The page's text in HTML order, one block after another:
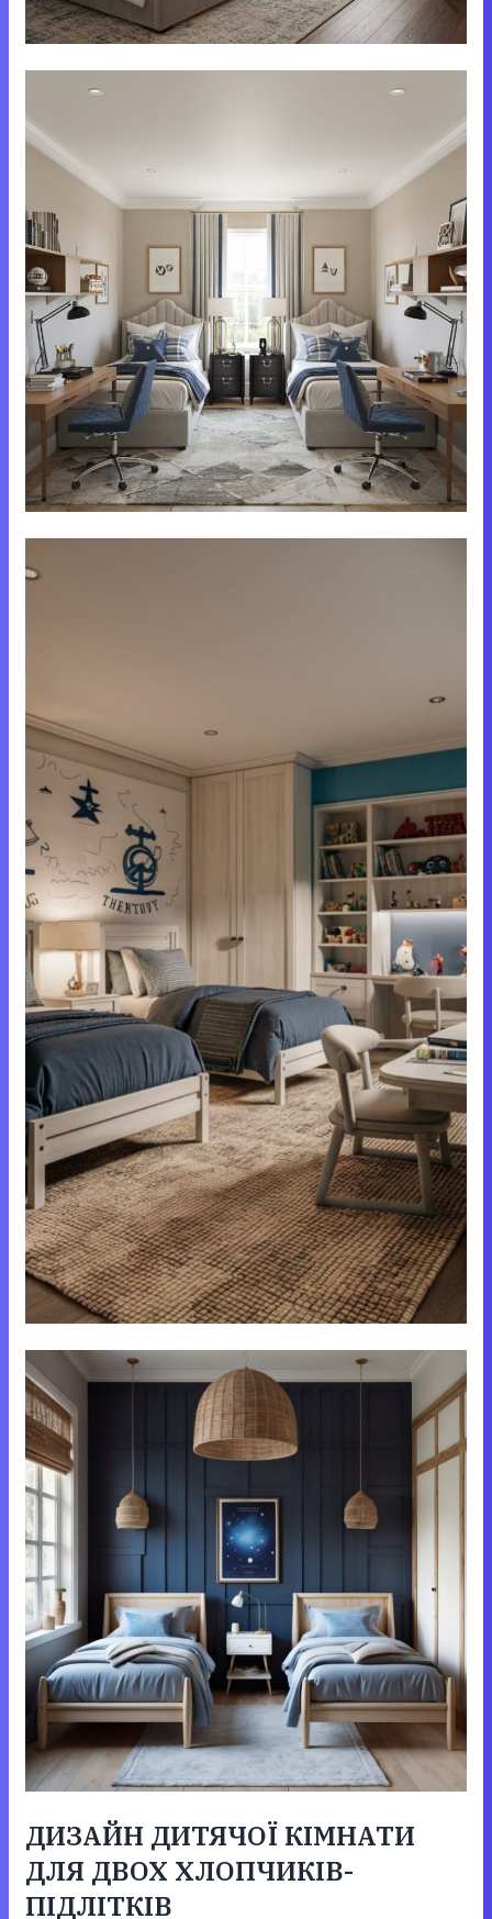
ДИЗАЙН ДИТЯЧОЇ КІМНАТИ
ДЛЯ ДВОХ ХЛОПЧИКІВ-
ПІДЛІТКІВ